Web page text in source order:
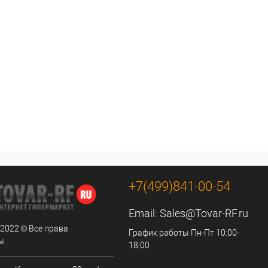
© Все права
+7(499)841-00-54
Email: Sales@Tovar-RF.ru
График работы Пн-Пт 10:00-
18:00